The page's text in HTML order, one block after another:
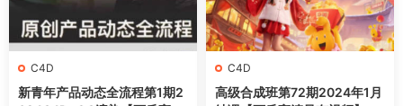
C4D
新青年产品动态全流程第1期2
C4D
高级合成班第72期2024年1月